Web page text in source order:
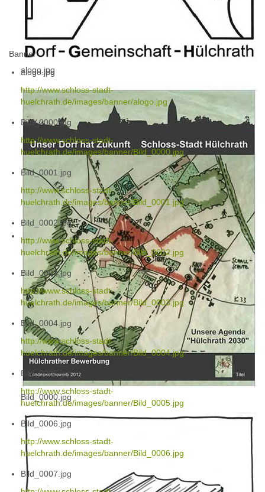
alogo.jpg
Bild_0000.jpg
Banner
alogo.jpg
http://www.schloss-stadt-
huelchrath.de/images/banner/alogo.jpg
Bild_0000.jpg
http://www.schloss-stadt-
huelchrath.de/images/banner/Bild_0000.jpg
Bild_0001.jpg
http://www.schloss-stadt-
huelchrath.de/images/banner/Bild_0001.jpg
Bild_0002.jpg
http://www.schloss-stadt-
huelchrath.de/images/banner/Bild_0002.jpg
Bild_0003.jpg
http://www.schloss-stadt-
huelchrath.de/images/banner/Bild_0003.jpg
Bild_0004.jpg
http://www.schloss-stadt-
huelchrath.de/images/banner/Bild_0004.jpg
Bild_0005.jpg
http://www.schloss-stadt-
huelchrath.de/images/banner/Bild_0005.jpg
Bild_0006.jpg
http://www.schloss-stadt-
huelchrath.de/images/banner/Bild_0006.jpg
Bild_0007.jpg